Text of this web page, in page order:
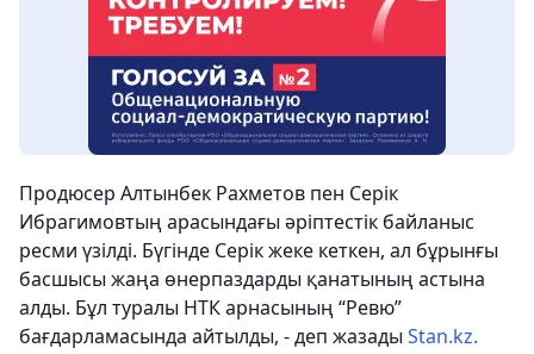
Продюсер Алтынбек Рахметов пен Серік
Ибрагимовтың арасындағы әріптестік байланыс
ресми үзілді. Бүгінде Серік жеке кеткен, ал бұрынғы
басшысы жаңа өнерпаздарды қанатының астына
алды. Бұл туралы НТК арнасының “Ревю”
бағдарламасында айтылды, - деп жазады Stan.kz.